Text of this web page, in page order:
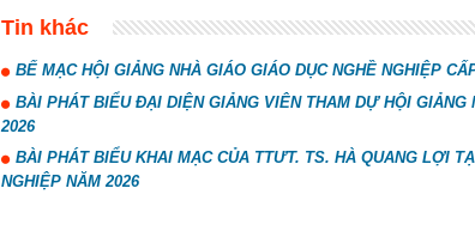
Tin khác
BẾ MẠC HỘI GIẢNG NHÀ GIÁO GIÁO DỤC NGHỀ NGHIỆP
BÀI PHÁT BIỂU ĐẠI DIỆN GIẢNG VIÊN THAM DỰ HỘI
2026
BÀI PHÁT BIỂU KHAI MẠC CỦA TTƯT. TS. HÀ QUANG LỢI
NGHIỆP NĂM 2026